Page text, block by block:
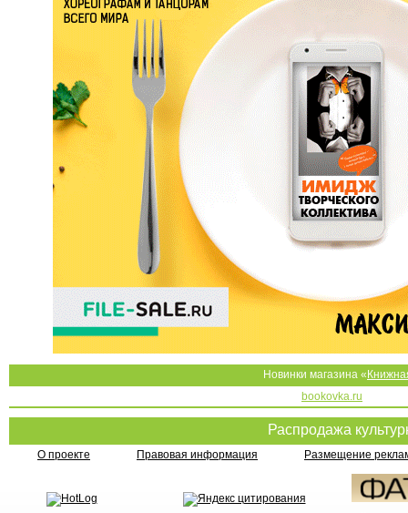
Новинки магазина «
bookovka.ru
Распродажа
О проекте Правовая информация Размещение